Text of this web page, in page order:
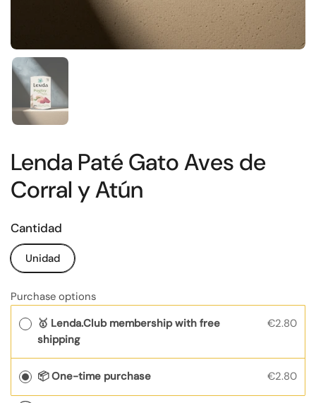
Show slide 1
Lenda Paté Gato Aves de
Corral y Atún
Cantidad
Unidad
Purchase options
🥇 Lenda.Club membership with free
shipping
€2.80
📦 One-time purchase €2.80